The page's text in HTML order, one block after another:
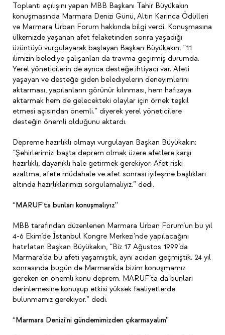
Toplantı açılışını yapan MBB Başkanı Tahir Büyükakın
konuşmasında Marmara Denizi Günü, Altın Karınca Ödülleri
ve Marmara Urban Forum hakkında bilgi verdi. Konuşmasına
ülkemizde yaşanan afet felaketinden sonra yaşadığı
üzüntüyü vurgulayarak başlayan Başkan Büyükakın; “11
ilimizin belediye çalışanları da travma geçirmiş durumda.
Yerel yöneticilerin de ayrıca desteğe ihtiyacı var. Afeti
yaşayan ve desteğe giden belediyelerin deneyimlerini
aktarması, yapılanların görünür kılınması, hem hafızaya
aktarmak hem de gelecekteki olaylar için örnek teşkil
etmesi açısından önemli.” diyerek yerel yöneticilere
desteğin önemli olduğunu aktardı.
Depreme hazırlıklı olmayı vurgulayan Başkan Büyükakın;
“Şehirlerimizi başta deprem olmak üzere afetlere karşı
hazırlıklı, dayanıklı hale getirmek gerekiyor. Afet riski
azaltma, afete müdahale ve afet sonrası iyileşme başlıkları
altında hazırlıklarımızı sorgulamalıyız.” dedi.
“MARUF’ta bunları konuşmalıyız”
MBB tarafından düzenlenen Marmara Urban Forum’un bu yıl
4-6 Ekim’de İstanbul Kongre Merkezi’nde yapılacağını
hatırlatan Başkan Büyükakın, “Biz 17 Ağustos 1999’da
Marmara’da bu afeti yaşamıştık, aynı acıdan geçmiştik. 24 yıl
sonrasında bugün de Marmara’da bizim konuşmamız
gereken en önemli konu deprem. MARUF’ta da bunları
derinlemesine konuşup etkisi yüksek faaliyetlerde
bulunmamız gerekiyor.” dedi.
“Marmara Denizi’ni gündemimizden çıkarmayalım”